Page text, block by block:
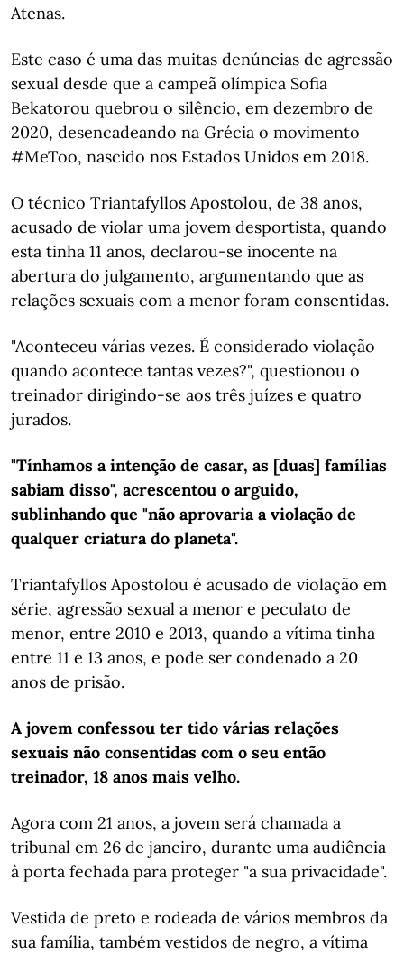
Atenas.
Este caso é uma das muitas denúncias de agressão
sexual desde que a campeã olímpica Sofia
Bekatorou quebrou o silêncio, em dezembro de
2020, desencadeando na Grécia o movimento
#MeToo, nascido nos Estados Unidos em 2018.
O técnico Triantafyllos Apostolou, de 38 anos,
acusado de violar uma jovem desportista, quando
esta tinha 11 anos, declarou-se inocente na
abertura do julgamento, argumentando que as
relações sexuais com a menor foram consentidas.
"Aconteceu várias vezes. É considerado violação
quando acontece tantas vezes?", questionou o
treinador dirigindo-se aos três juízes e quatro
jurados.
"Tínhamos a intenção de casar, as [duas] famílias
sabiam disso", acrescentou o arguido,
sublinhando que "não aprovaria a violação de
qualquer criatura do planeta".
Triantafyllos Apostolou é acusado de violação em
série, agressão sexual a menor e peculato de
menor, entre 2010 e 2013, quando a vítima tinha
entre 11 e 13 anos, e pode ser condenado a 20
anos de prisão.
A jovem confessou ter tido várias relações
sexuais não consentidas com o seu então
treinador, 18 anos mais velho.
Agora com 21 anos, a jovem será chamada a
tribunal em 26 de janeiro, durante uma audiência
à porta fechada para proteger "a sua privacidade".
Vestida de preto e rodeada de vários membros da
sua família, também vestidos de negro, a vítima